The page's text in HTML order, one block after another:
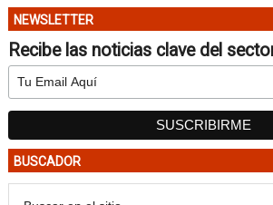
NEWSLETTER
Recibe las noticias clave del
BUSCADOR